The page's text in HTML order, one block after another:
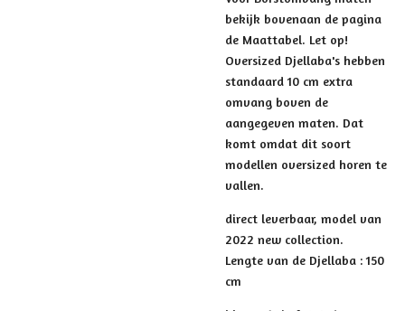
bekijk bovenaan de pagina
de Maattabel. Let op!
Oversized Djellaba's hebben
standaard 10 cm extra
omvang boven de
aangegeven maten. Dat
komt omdat dit soort
modellen oversized horen te
vallen.
direct leverbaar, model van
2022 new collection.
Lengte van de Djellaba : 150
cm